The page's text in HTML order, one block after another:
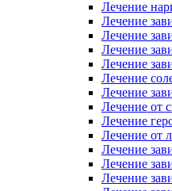
Лечение
Лечение
Лечение
Лечение
Лечение
Лечение
Лечение
Лечение от
Лечение
Лечение от
Лечение
Лечение
Лечение